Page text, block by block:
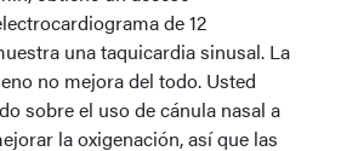
de 12
una taquicardia sinusal. La
no mejora del todo. Usted
sobre el uso de cánula nasal a
la oxigenación, así que las